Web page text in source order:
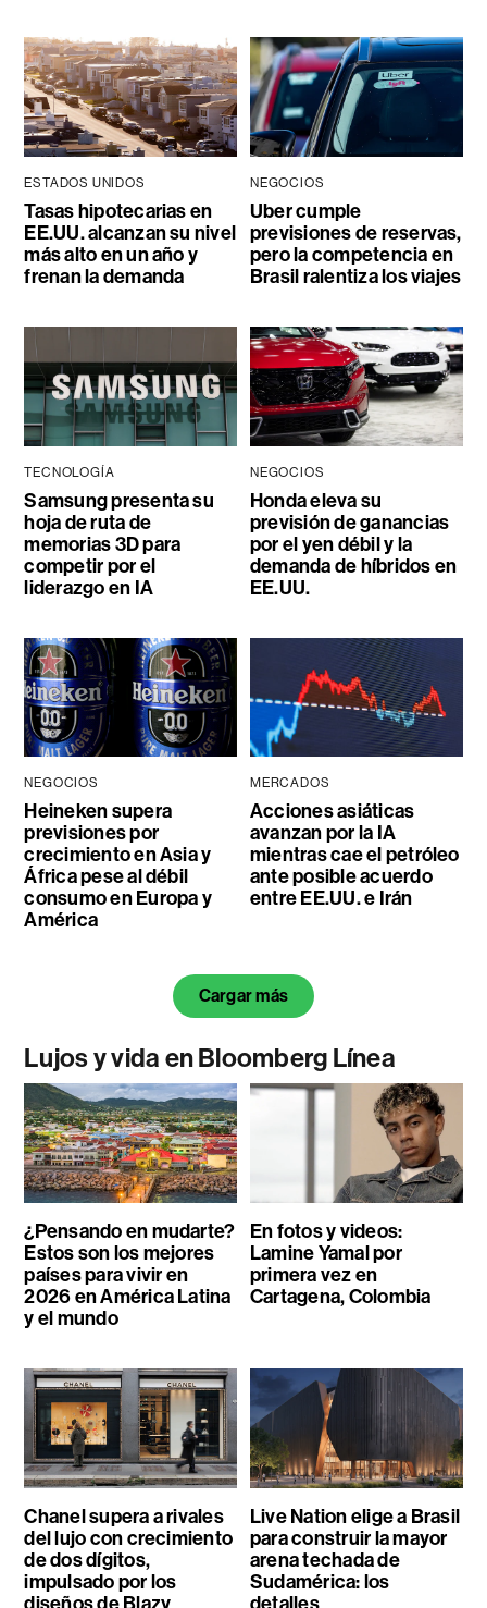
ESTADOS UNIDOS
Tasas hipotecarias en
EE.UU. alcanzan su nivel
más alto en un año y
frenan la demanda
NEGOCIOS
Uber cumple
previsiones de reservas,
pero la competencia en
Brasil ralentiza los viajes
TECNOLOGÍA
Samsung presenta su
hoja de ruta de
memorias 3D para
competir por el
liderazgo en IA
NEGOCIOS
Honda eleva su
previsión de ganancias
por el yen débil y la
demanda de híbridos en
EE.UU.
NEGOCIOS
Heineken supera
previsiones por
crecimiento en Asia y
África pese al débil
consumo en Europa y
América
MERCADOS
Acciones asiáticas
avanzan por la IA
mientras cae el petróleo
ante posible acuerdo
entre EE.UU. e Irán
Cargar más
Lujos y vida en Bloomberg Línea
¿Pensando en mudarte?
Estos son los mejores
países para vivir en
2026 en América Latina
y el mundo
En fotos y videos:
Lamine Yamal por
primera vez en
Cartagena, Colombia
Chanel supera a rivales
del lujo con crecimiento
de dos dígitos,
impulsado por los
Live Nation elige a Brasil
para construir la mayor
arena techada de
Sudamérica: los